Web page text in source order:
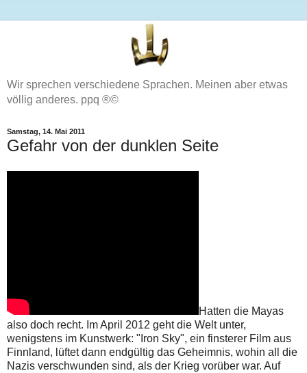
Wir sprechen verschiedene Sprachen. Meinen aber etwas
völlig anderes. ppq ®©
Samstag, 14. Mai 2011
Gefahr von der dunklen Seite
Hatten die Mayas
also doch recht. Im April 2012 geht die Welt unter,
wenigstens im Kunstwerk: "Iron Sky", ein finsterer Film aus
Finnland, lüftet dann endgültig das Geheimnis, wohin all die
Nazis verschwunden sind, als der Krieg vorüber war. Auf